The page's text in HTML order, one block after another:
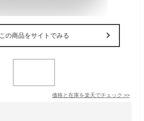
この商品をサイトでみる
価格と在庫を楽天でチェック >>